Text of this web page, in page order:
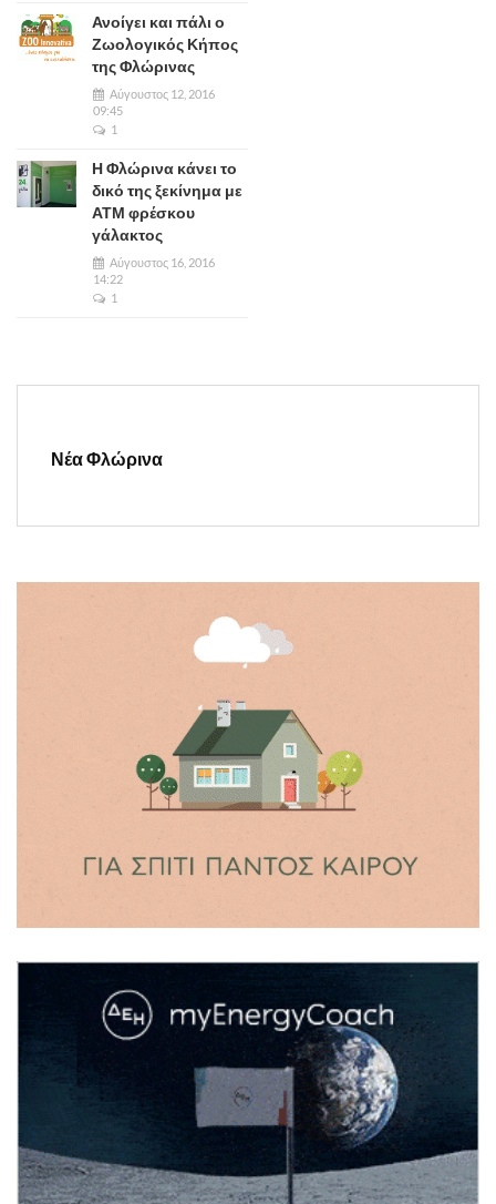
Ανοίγει και πάλι ο
Ζωολογικός Κήπος
της Φλώρινας
Αύγουστος 12, 2016
09:45
1
Η Φλώρινα κάνει το
δικό της ξεκίνημα με
ΑΤΜ φρέσκου
γάλακτος
Αύγουστος 16, 2016
14:22
1
Νέα Φλώρινα